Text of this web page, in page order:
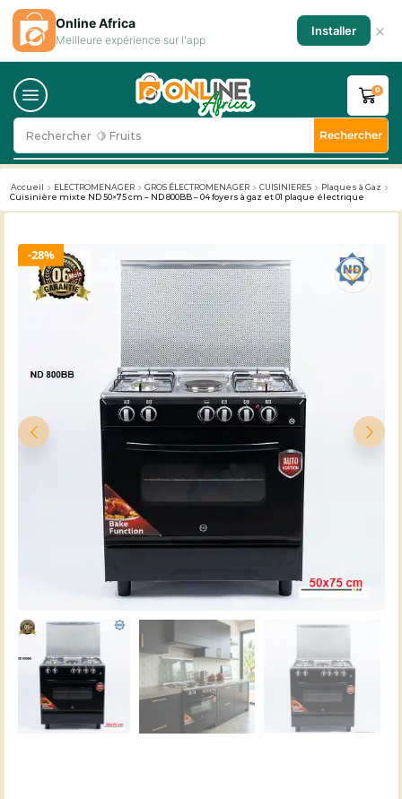
Rechercher 🥛 Milk Rechercher
0
Accueil ELECTROMENAGER GROS ÉLECTROMENAGER CUISINIERES
Plaques à Gaz
Cuisinière mixte ND 50×75 cm – ND 800BB – 04 foyers à gaz et 01 plaque électrique
28%
Online Africa
Meilleure expérience sur l'app
Installer ×